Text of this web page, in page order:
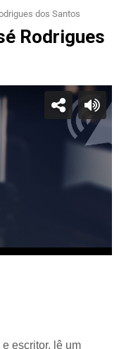
dos Santos
Rodrigues
escritor, lê um